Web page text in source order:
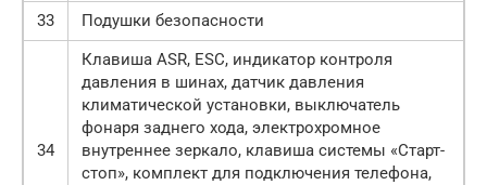
33
Подушки безопасности
34
Клавиша ASR, ESC, индикатор контроля
давления в шинах, датчик давления
климатической установки, выключатель
фонаря заднего хода, электрохромное
внутреннее зеркало, клавиша системы «Старт-
стоп», комплект для подключения телефона,